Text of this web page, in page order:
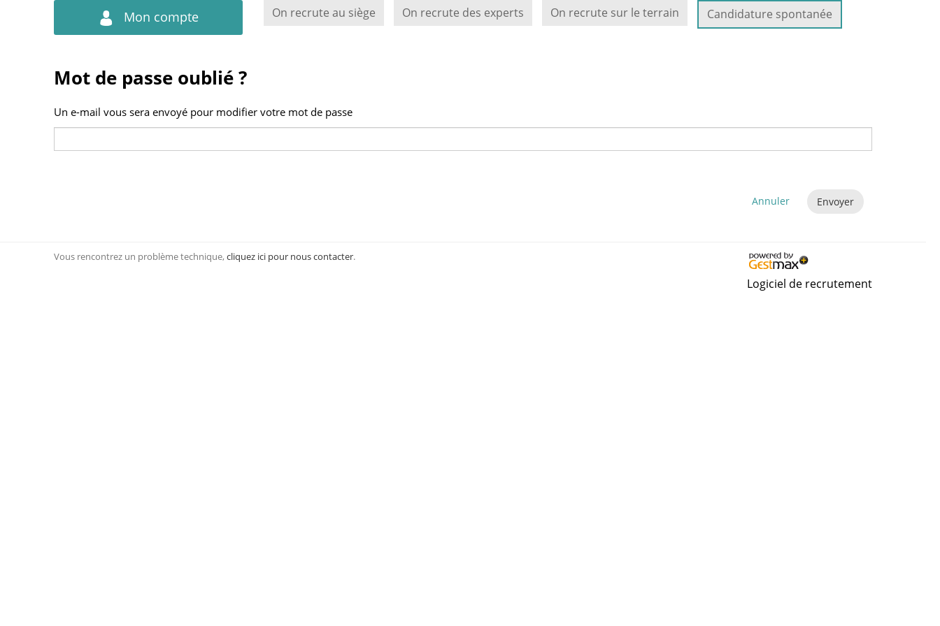
Mon compte On recrute au siège On recrute des experts On recrute sur le terrain Candidature spontanée
Mot de passe oublié ?
Un e-mail vous sera envoyé pour modifier votre mot de passe
Envoyer
Annuler
Vous rencontrez un problème technique,cliquez ici pour nous contacter.
Logiciel de recrutement